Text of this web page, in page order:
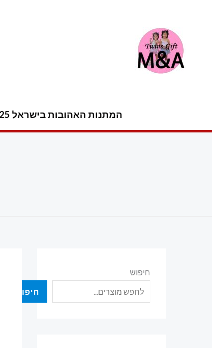
המתנות האהובות בישראל 2025 -2026
חיפוש
חיפוש